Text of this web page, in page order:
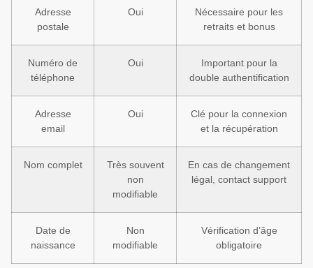
Adresse
postale
Oui
Nécessaire pour les
retraits et bonus
Numéro de
téléphone
Oui
Important pour la
double authentification
Adresse
email
Oui
Clé pour la connexion
et la récupération
Nom complet
Très souvent
non
modifiable
En cas de changement
légal, contact support
Date de
naissance
Non
modifiable
Vérification d’âge
obligatoire